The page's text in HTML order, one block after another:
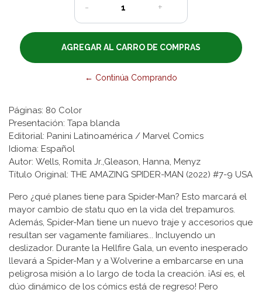
- +
← Continúa Comprando
Páginas: 80 Color
Presentación: Tapa blanda
Editorial: Panini Latinoamérica / Marvel Comics
Idioma: Español
Autor: Wells, Romita Jr.,Gleason, Hanna, Menyz
Título Original: THE AMAZING SPIDER-MAN (2022) #7-9 USA
Pero ¿qué planes tiene para Spider-Man? Esto marcará el
mayor cambio de statu quo en la vida del trepamuros.
Además, Spider-Man tiene un nuevo traje y accesorios que
resultan ser vagamente familiares... Incluyendo un
deslizador. Durante la Hellfire Gala, un evento inesperado
llevará a Spider-Man y a Wolverine a embarcarse en una
peligrosa misión a lo largo de toda la creación. ¡Así es, el
dúo dinámico de los cómics está de regreso! Pero